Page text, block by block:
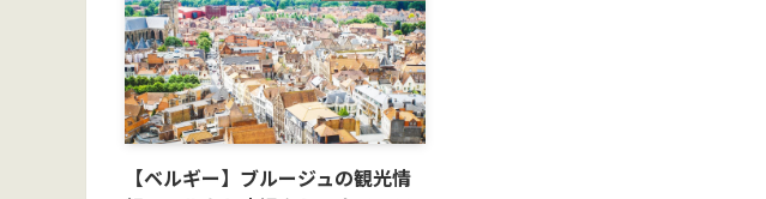
【ベルギー】ブルージュの観光情